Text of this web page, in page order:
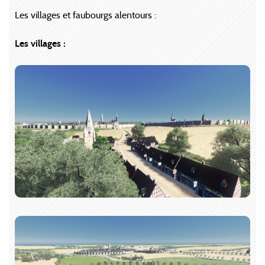
Les villages et faubourgs alentours :
Les villages :